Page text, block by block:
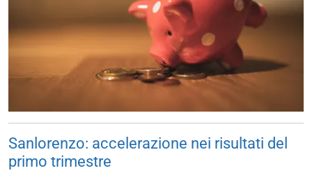
Sanlorenzo: accelerazione nei risultati del
primo trimestre